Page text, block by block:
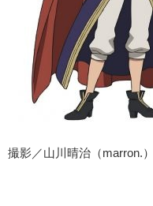
撮影／山川晴治（marron.）